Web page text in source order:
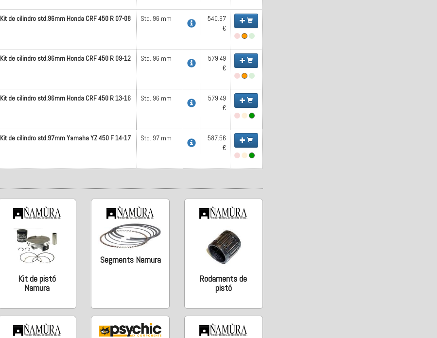
Kit de cilindro std.96mm Honda CRF 450 R 07-08 Std. 96 mm
540.97
€
Kit de cilindro std.96mm Honda CRF 450 R 09-12 Std. 96 mm
579.49
€
Kit de cilindro std.96mm Honda CRF 450 R 13-16 Std. 96 mm
579.49
€
Kit de cilindro std.97mm Yamaha YZ 450 F 14-17 Std. 97 mm
587.56
€
Kit de pistó
Namura
Segments Namura
Rodaments de
pistó